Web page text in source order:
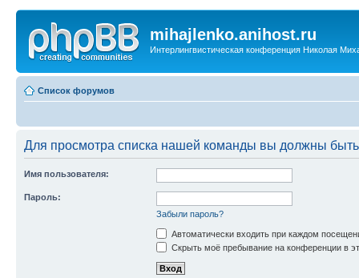
mihajlenko.anihost.ru
Интерлингвистическая конференция Николая
Список форумов
Для просмотра списка нашей команды вы должны
Имя пользователя:
Пароль:
Забыли пароль?
Автоматически входить при каждом
Скрыть моё пребывание на конференции в